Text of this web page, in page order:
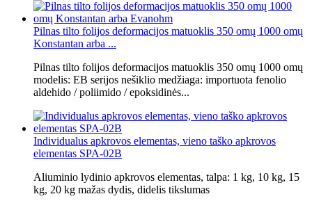
Pilnas tilto folijos deformacijos matuoklis 350 omų 1000 omų
Konstantan arba ...
Pilnas tilto folijos deformacijos matuoklis 350 omų 1000 omų
modelis: EB serijos nešiklio medžiaga: importuota fenolio
aldehido / poliimido / epoksidinės...
Individualus apkrovos elementas, vieno taško apkrovos
elementas SPA-02B
Aliuminio lydinio apkrovos elementas, talpa: 1 kg, 10 kg, 15
kg, 20 kg mažas dydis, didelis tikslumas